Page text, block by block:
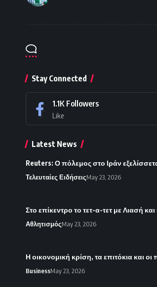
Stay Connected
1.1K Followers
Like
Latest News
Reuters: Ο πόλεμος στο Ιράν
Τελευταίες ΕιδήσειςMay 23, 2026
Στο επίκεντρο το τετ-α-τετ με Λιασή
ΑθλητισμόςMay 23, 2026
Η οικονομική κρίση, τα επιτόκια και
BusinessMay 23, 2026